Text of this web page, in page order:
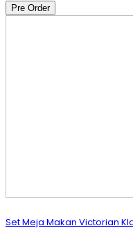
Pre Order
Set Meja Makan Victorian